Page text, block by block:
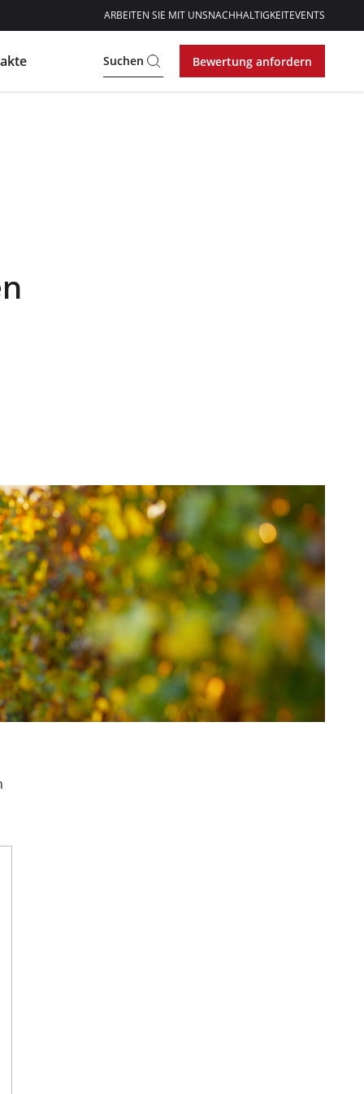
ARBEITEN SIE MIT UNSNACHHALTIGKEITEVENTS
Suchen Bewertung anfordern